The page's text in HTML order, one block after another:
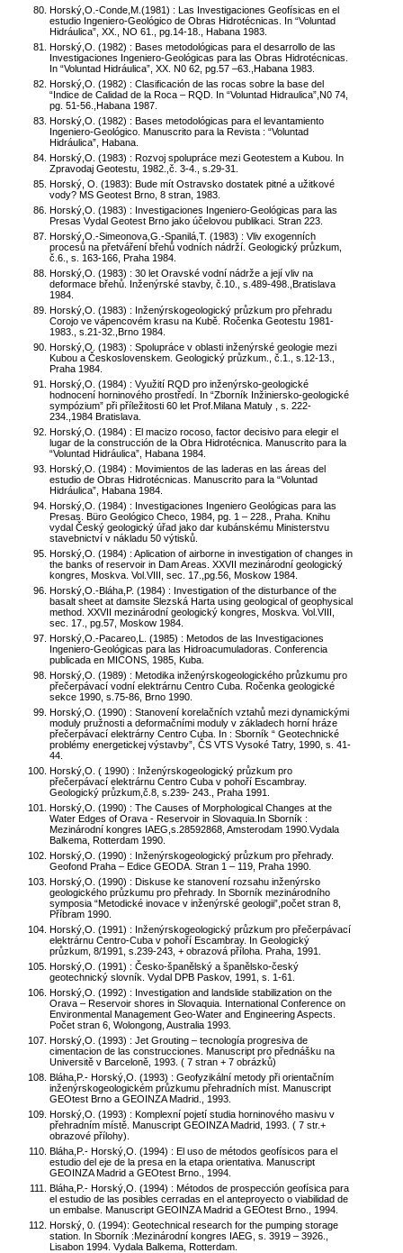
Horský,O.-Conde,M.(1981) : Las Investigaciones Geofísicas en el
estudio Ingeniero-Geológico de Obras Hidrotécnicas. In “Voluntad
Hidráulica”, XX., NO 61., pg.14-18., Habana 1983.
Horský,O. (1982) : Bases metodológicas para el desarrollo de las
Investigaciones Ingeniero-Geológicas para las Obras Hidrotécnicas.
In “Voluntad Hidráulica”, XX. N0 62, pg.57 –63.,Habana 1983.
Horský,O. (1982) : Clasificación de las rocas sobre la base del
“Indice de Calidad de la Roca – RQD. In “Voluntad Hidraulica”,N0 74,
pg. 51-56.,Habana 1987.
Horský,O. (1982) : Bases metodológicas para el levantamiento
Ingeniero-Geológico. Manuscrito para la Revista : “Voluntad
Hidráulica”, Habana.
Horský,O. (1983) : Rozvoj spolupráce mezi Geotestem a Kubou. In
Zpravodaj Geotestu, 1982.,č. 3-4., s.29-31.
Horský, O. (1983): Bude mít Ostravsko dostatek pitné a užitkové
vody? MS Geotest Brno, 8 stran, 1983.
Horský,O. (1983) : Investigaciones Ingeniero-Geológicas para las
Presas Vydal Geotest Brno jako účelovou publikaci. Stran 223.
Horský,O.-Simeonova,G.-Spanilá,T. (1983) : Vliv exogenních
procesů na přetváření břehů vodních nádrží. Geologický průzkum,
č.6., s. 163-166, Praha 1984.
Horský,O. (1983) : 30 let Oravské vodní nádrže a její vliv na
deformace břehů. Inženýrské stavby, č.10., s.489-498.,Bratislava
1984.
Horský,O. (1983) : Inženýrskogeologický průzkum pro přehradu
Corojo ve vápencovém krasu na Kubě. Ročenka Geotestu 1981-
1983., s.21-32.,Brno 1984.
Horský,O. (1983) : Spolupráce v oblasti inženýrské geologie mezi
Kubou a Československem. Geologický průzkum., č.1., s.12-13.,
Praha 1984.
Horský,O. (1984) : Využití RQD pro inženýrsko-geologické
hodnocení horninového prostředí. In “Zborník Inžiniersko-geologické
sympózium” při příležitosti 60 let Prof.Milana Matuly , s. 222-
234.,1984 Bratislava.
Horský,O. (1984) : El macizo rocoso, factor decisivo para elegir el
lugar de la construcción de la Obra Hidrotécnica. Manuscrito para la
“Voluntad Hidráulica”, Habana 1984.
Horský,O. (1984) : Movimientos de las laderas en las áreas del
estudio de Obras Hidrotécnicas. Manuscrito para la “Voluntad
Hidráulica”, Habana 1984.
Horský,O. (1984) : Investigaciones Ingeniero Geológicas para las
Presas. Büro Geológico Checo, 1984, pg. 1 – 228., Praha. Knihu
vydal Český geologický úřad jako dar kubánskému Ministerstvu
stavebnictví v nákladu 50 výtisků.
Horský,O. (1984) : Aplication of airborne in investigation of changes in
the banks of reservoir in Dam Areas. XXVII mezinárodní geologický
kongres, Moskva. Vol.VIII, sec. 17.,pg.56, Moskow 1984.
Horský,O.-Bláha,P. (1984) : Investigation of the disturbance of the
basalt sheet at damsite Slezská Harta using geological of geophysical
method. XXVII mezinárodní geologický kongres, Moskva. Vol.VIII,
sec. 17., pg.57, Moskow 1984.
Horský,O.-Pacareo,L. (1985) : Metodos de las Investigaciones
Ingeniero-Geológicas para las Hidroacumuladoras. Conferencia
publicada en MICONS, 1985, Kuba.
Horský,O. (1989) : Metodika inženýrskogeologického průzkumu pro
přečerpávací vodní elektrárnu Centro Cuba. Ročenka geologické
sekce 1990, s.75-86, Brno 1990.
Horský,O. (1990) : Stanovení korelačních vztahů mezi dynamickými
moduly pružnosti a deformačními moduly v základech horní hráze
přečerpávací elektrárny Centro Cuba. In : Sborník “ Geotechnické
problémy energetickej výstavby”, ČS VTS Vysoké Tatry, 1990, s. 41-
44.
Horský,O. ( 1990) : Inženýrskogeologický průzkum pro
přečerpávací elektrárnu Centro Cuba v pohoří Escambray.
Geologický průzkum,č.8, s.239- 243., Praha 1991.
Horský,O. (1990) : The Causes of Morphological Changes at the
Water Edges of Orava - Reservoir in Slovaquia.In Sborník :
Mezinárodní kongres IAEG,s.28592868, Amsterodam 1990.Vydala
Balkema, Rotterdam 1990.
Horský,O. (1990) : Inženýrskogeologický průzkum pro přehrady.
Geofond Praha – Edice GEODA. Stran 1 – 119, Praha 1990.
Horský,O. (1990) : Diskuse ke stanovení rozsahu inženýrsko
geologického průzkumu pro přehrady. In Sborník mezinárodního
symposia “Metodické inovace v inženýrské geologii”,počet stran 8,
Příbram 1990.
Horský,O. (1991) : Inženýrskogeologický průzkum pro přečerpávací
elektrárnu Centro-Cuba v pohoří Escambray. In Geologický
průzkum, 8/1991, s.239-243, + obrazová příloha. Praha, 1991.
Horský,O. (1991) : Česko-španělský a španělsko-český
geotechnický slovník. Vydal DPB Paskov, 1991, s. 1-61.
Horský,O. (1992) : Investigation and landslide stabilization on the
Orava – Reservoir shores in Slovaquia. International Conference on
Environmental Management Geo-Water and Engineering Aspects.
Počet stran 6, Wolongong, Australia 1993.
Horský,O. (1993) : Jet Grouting – tecnología progresiva de
cimentacion de las construcciones. Manuscript pro přednášku na
Universitě v Barceloně, 1993. ( 7 stran + 7 obrázků)
Bláha,P.- Horský,O. (1993) : Geofyzikální metody při orientačním
inženýrskogeologickém průzkumu přehradních míst. Manuscript
GEOtest Brno a GEOINZA Madrid., 1993.
Horský,O. (1993) : Komplexní pojetí studia horninového masivu v
přehradním místě. Manuscript GEOINZA Madrid, 1993. ( 7 str.+
obrazové přílohy).
Bláha,P.- Horský,O. (1994) : El uso de métodos geofísicos para el
estudio del eje de la presa en la etapa orientativa. Manuscript
GEOINZA Madrid a GEOtest Brno., 1994.
Bláha,P.- Horský,O. (1994) : Métodos de prospección geofísica para
el estudio de las posibles cerradas en el anteproyecto o viabilidad de
un embalse. Manuscript GEOINZA Madrid a GEOtest Brno., 1994.
Horský, 0. (1994): Geotechnical research for the pumping storage
station. In Sborník :Mezinárodní kongres IAEG, s. 3919 – 3926.,
Lisabon 1994. Vydala Balkema, Rotterdam.